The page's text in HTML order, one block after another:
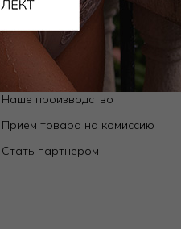
Контакты
Новости
Наше производство
Прием товара на комиссию
Стать партнером